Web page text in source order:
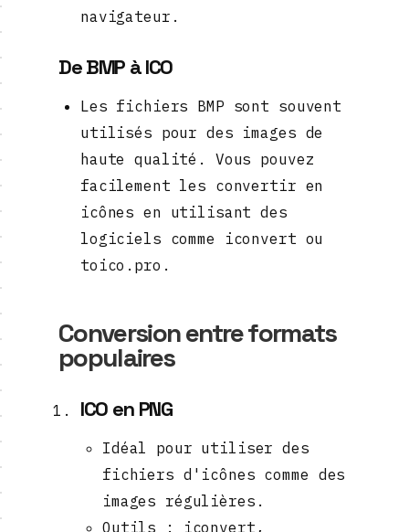
navigateur.
De BMP à ICO
Les fichiers BMP sont souvent
utilisés pour des images de
haute qualité. Vous pouvez
facilement les convertir en
icônes en utilisant des
logiciels comme iconvert ou
toico.pro.
Conversion entre formats
populaires
ICO en PNG
Idéal pour utiliser des
fichiers d'icônes comme des
images régulières.
Outils : iconvert,